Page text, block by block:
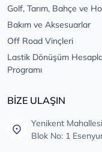
Golf, Tarım, Bahçe ve
Bakım ve Aksesuarlar
Off Road Vinçleri
Lastik Dönüşüm
Programı
BİZE ULAŞIN
Yenikent
Blok No: 1